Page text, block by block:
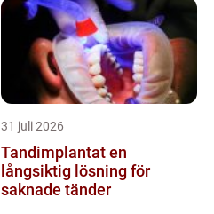
31 juli 2026
Tandimplantat en
långsiktig lösning för
saknade tänder